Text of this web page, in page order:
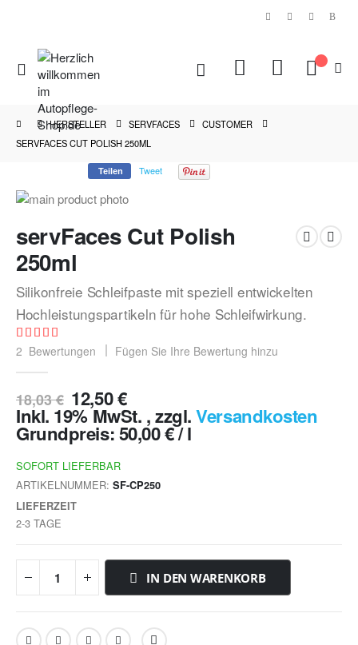
Navigation
umschalten
Mein
HERSTELLER SERVFACES
CUSTOMER
SERVFACES CUT POLISH 250ML
Teilen Tweet
Zum
der
Bildgalerie
springen
Anfang
der
Bildgalerie
servFaces Cut Polish
250ml
Silikonfreie Schleifpaste mit speziell entwickelten
Hochleistungspartikeln für hohe Schleifwirkung.
Bewertung:
100
% of100
2 Bewertungen Fügen Sie Ihre Bewertung hinzu
18,03 € 12,50 €
Inkl. 19% MwSt. ,zzgl.Versandkosten
Grundpreis:50,00 €/ l
SOFORT LIEFERBAR
ARTIKELNUMMER SF-CP250
LIEFERZEIT
2-3 TAGE
IN DEN WARENKORB